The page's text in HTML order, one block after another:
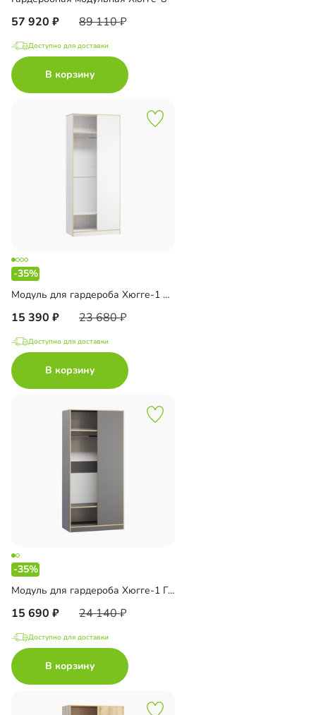
57 920 89 110
Доступно для доставки
В корзину
-35%
Модуль для гардероба Хюгге-1 Белый
15 390 23 680
Доступно для доставки
В корзину
-35%
Модуль для гардероба Хюгге-1 Графит
15 690 24 140
Доступно для доставки
В корзину